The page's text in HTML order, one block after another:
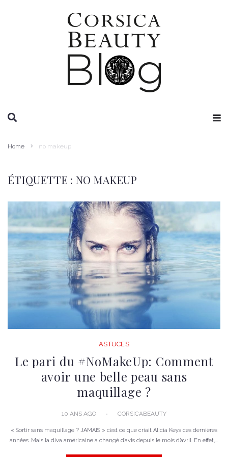
Home no makeup
ÉTIQUETTE : NO MAKEUP
ASTUCES
Le pari du #NoMakeUp: Comment
avoir une belle peau sans
maquillage ?
10 ANS AGO CORSICABEAUTY
« Sortir sans maquillage ? JAMAIS » c’est ce que criait Alicia Keys ces dernières
années. Mais la diva américaine a changé d’avis depuis le mois d’avril. En effet,...